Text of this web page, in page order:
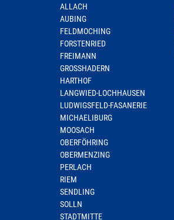
ALLACH
AUBING
FELDMOCHING
FORSTENRIED
FREIMANN
GROSSHADERN
HARTHOF
LANGWIED-LOCHHAUSEN
LUDWIGSFELD-FASANERIE
MICHAELIBURG
MOOSACH
OBERFÖHRING
OBERMENZING
PERLACH
RIEM
SENDLING
SOLLN
STADTMITTE